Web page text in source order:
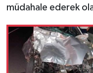
müdahale ederek
Sağlık
SİYASET